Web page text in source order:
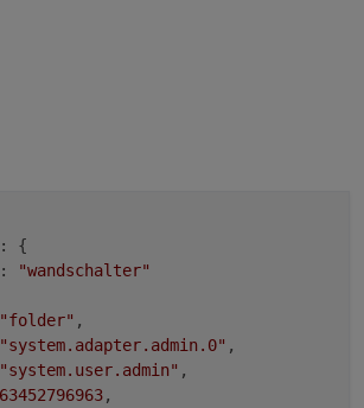
deaktiviert - bei sowas schmeisse ich das
weg. Also mach es so wie Du meinst. ;)
erst mal nicht. ;)
{
"wandschalter"
"folder" ,
"system.adapter.admin.0" ,
"system.user.admin" ,
,